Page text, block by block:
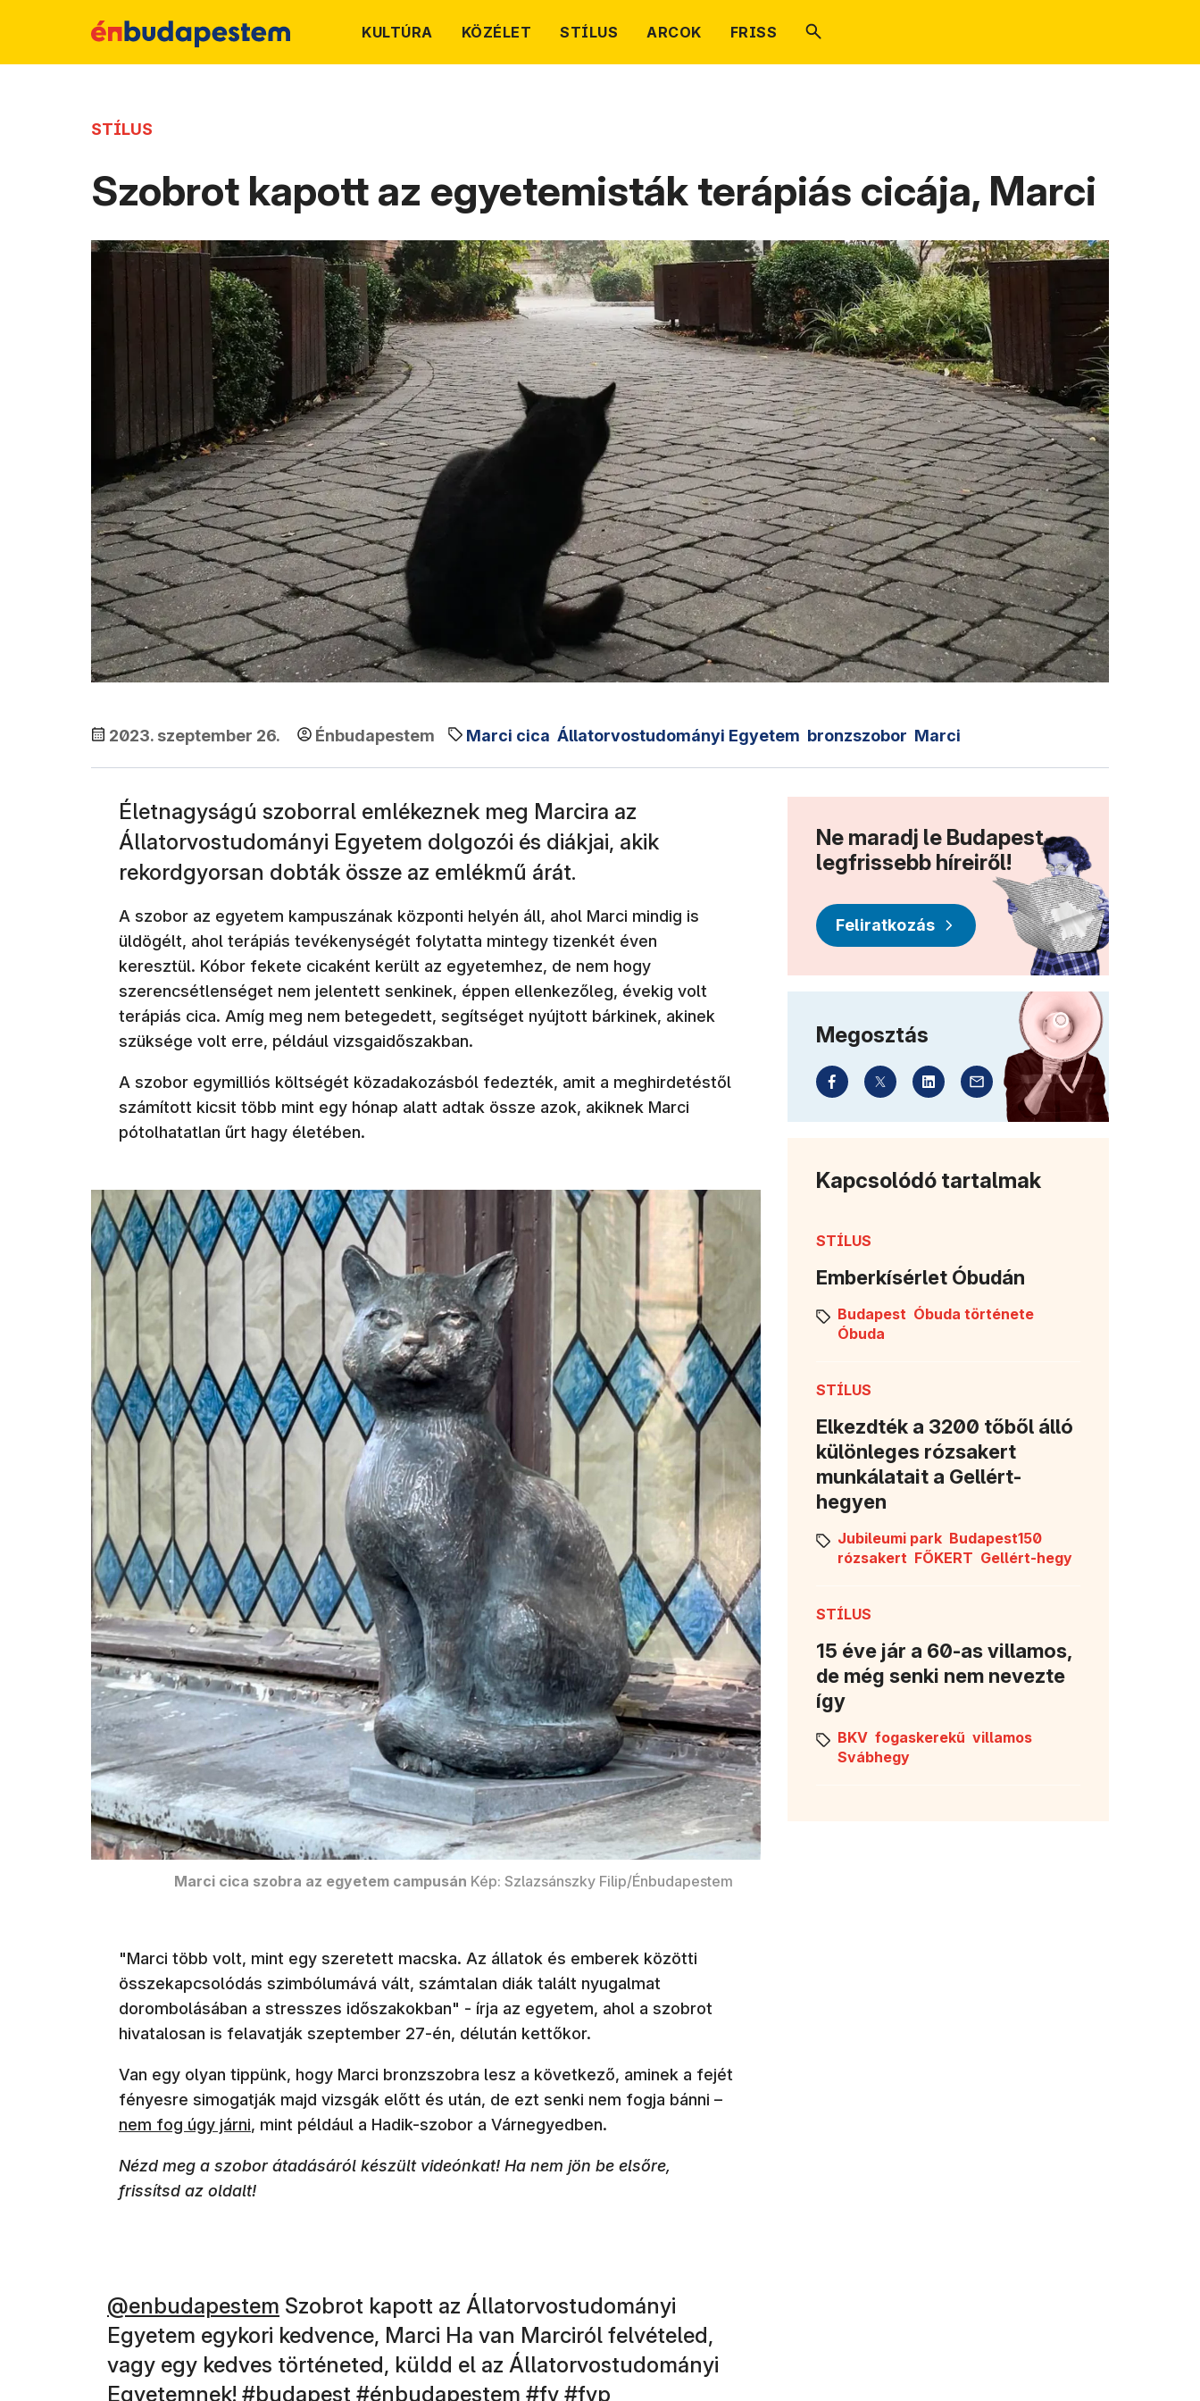
KULTÚRA KÖZÉLET STÍLUS ARCOK FRISS
STÍLUS
Szobrot kapott az egyetemisták terápiás cicája, Marci
2023. szeptember 26. Énbudapestem Marci cica Állatorvostudományi Egyetem bronzszobor Marci
Életnagyságú szoborral emlékeznek meg Marcira az
Állatorvostudományi Egyetem dolgozói és diákjai, akik
rekordgyorsan dobták össze az emlékmű árát.
A szobor az egyetem kampuszának központi helyén áll, ahol Marci mindig is
üldögélt, ahol terápiás tevékenységét folytatta mintegy tizenkét éven
keresztül. Kóbor fekete cicaként került az egyetemhez, de nem hogy
szerencsétlenséget nem jelentett senkinek, éppen ellenkezőleg, évekig volt
terápiás cica. Amíg meg nem betegedett, segítséget nyújtott bárkinek, akinek
szüksége volt erre, például vizsgaidőszakban.
A szobor egymilliós költségét közadakozásból fedezték, amit a meghirdetéstől
számított kicsit több mint egy hónap alatt adtak össze azok, akiknek Marci
pótolhatatlan űrt hagy életében.
Marci cica szobra az egyetem campusán Kép: Szlazsánszky Filip/Énbudapestem
"Marci több volt, mint egy szeretett macska. Az állatok és emberek közötti
összekapcsolódás szimbólumává vált, számtalan diák talált nyugalmat
dorombolásában a stresszes időszakokban" - írja az egyetem, ahol a szobrot
hivatalosan is felavatják szeptember 27-én, délután kettőkor.
Van egy olyan tippünk, hogy Marci bronzszobra lesz a következő, aminek a fejét
fényesre simogatják majd vizsgák előtt és után, de ezt senki nem fogja bánni –(új ablakban nyílik meg)
nem fog úgy járni, mint például a Hadik-szobor a Várnegyedben.
Nézd meg a szobor átadásáról készült videónkat! Ha nem jön be elsőre,
frissítsd az oldalt!
(új ablakban nyílik meg)
@enbudapestem Szobrot kapott az Állatorvostudományi
Egyetem egykori kedvence, Marci Ha van Marciról felvételed,
vagy egy kedves történeted, küldd el az Állatorvostudományi
Egyetemnek! (új ablakban nyílik meg)
#budapest (új ablakban nyílik meg)
#énbudapestem (új ablakban nyílik meg)
#fy (új ablakban nyílik meg)
#fyp
Ne maradj le Budapest
legfrissebb híreiről!
Feliratkozás
Megosztás
Kapcsolódó tartalmak
STÍLUS
Emberkísérlet Óbudán
Budapest Óbuda története
Óbuda
STÍLUS
Elkezdték a 3200 tőből álló
különleges rózsakert
munkálatait a Gellért-
hegyen
Jubileumi park Budapest150
rózsakert FŐKERT Gellért-hegy
STÍLUS
15 éve jár a 60-as villamos,
de még senki nem nevezte
így
BKV fogaskerekű villamos
Svábhegy